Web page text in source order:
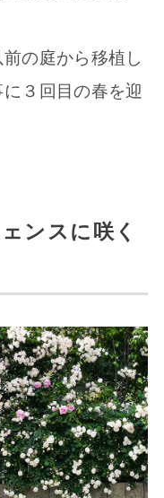
の庭から移植し
３回目の春を迎
ンスに咲く